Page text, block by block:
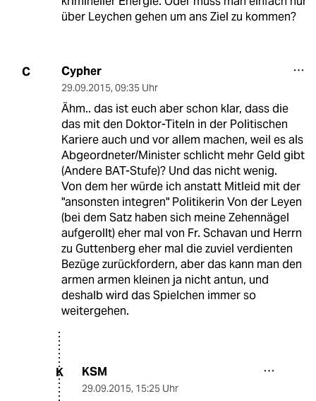
über Leychen gehen um ans Ziel zu kommen?
C Cypher
29.09.2015, 09:35 Uhr
Ähm.. das ist euch aber schon klar, dass die
das mit den Doktor-Titeln in der Politischen
Kariere auch und vor allem machen, weil es als
Abgeordneter/Minister schlicht mehr Geld gibt
(Andere BAT-Stufe)? Und das nicht wenig.
Von dem her würde ich anstatt Mitleid mit der
"ansonsten integren" Politikerin Von der Leyen
(bei dem Satz haben sich meine Zehennägel
aufgerollt) eher mal von Fr. Schavan und Herrn
zu Guttenberg eher mal die zuviel verdienten
Bezüge zurückfordern, aber das kann man den
armen armen kleinen ja nicht antun, und
deshalb wird das Spielchen immer so
weitergehen.
K KSM
29.09.2015, 15:25 Uhr